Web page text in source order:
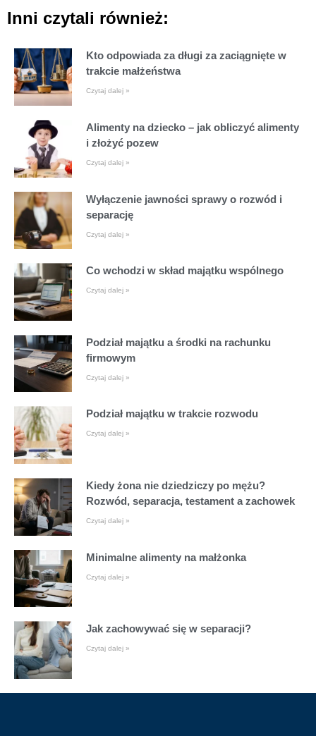
Inni czytali również:
Kto odpowiada za długi za zaciągnięte w
trakcie małżeństwa
Czytaj dalej »
Alimenty na dziecko – jak obliczyć alimenty
i złożyć pozew
Czytaj dalej »
Wyłączenie jawności sprawy o rozwód i
separację
Czytaj dalej »
Co wchodzi w skład majątku wspólnego
Czytaj dalej »
Podział majątku a środki na rachunku
firmowym
Czytaj dalej »
Podział majątku w trakcie rozwodu
Czytaj dalej »
Kiedy żona nie dziedziczy po mężu?
Rozwód, separacja, testament a zachowek
Czytaj dalej »
Minimalne alimenty na małżonka
Czytaj dalej »
Jak zachowywać się w separacji?
Czytaj dalej »